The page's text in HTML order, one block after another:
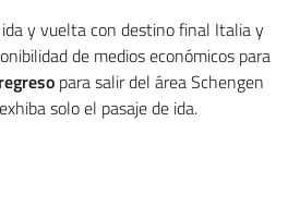
y vuelta con destino final Italia y
de medios económicos para
para salir del área Schengen
solo el pasaje de ida.